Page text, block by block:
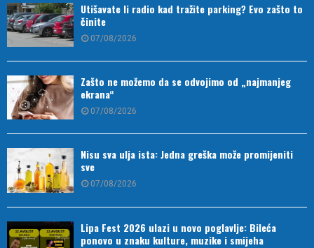
Utišavate li radio kad tražite parking? Evo zašto to
činite
07/08/2026
Zašto ne možemo da se odvojimo od „najmanjeg
ekrana“
07/08/2026
Nisu sva ulja ista: Jedna greška može promijeniti
sve
07/08/2026
Lipa Fest 2026 ulazi u novo poglavlje: Bileća
ponovo u znaku kulture, muzike i smijeha